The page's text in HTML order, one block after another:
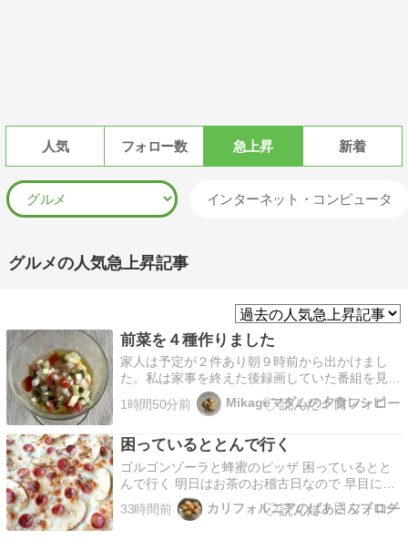
人気 フォロー数 急上昇 新着
インターネット・コンピュータ
グルメの人気急上昇記事
前菜を４種作りました
家人は予定が２件あり朝９時前から出かけまし
た。私は家事を終えた後録画していた番組を見て
過ごし午後は早い時間からキッチン立ち有る食材
で調理を始めました。貝柱のラビゴットソース冷
ム頂き物の桃ときゅうりのサラダ、レモン汁、マ
ヨネーズYouTu…
1時間50分前 Mikageマダムの夕食レシピ
困っているととんで行く
ゴルゴンゾーラと蜂蜜のピッザ 困っているとと
んで行く 明日はお茶のお稽古日なので 早目に寝
ようと思っていたら 暗くなりかけの時 じいさん
が歩こうと言います 娘が帰ってから 連続で歩こ
33時間前 カリフォルニアのばあさんブログ